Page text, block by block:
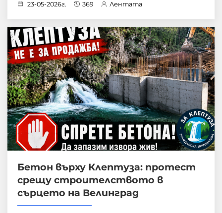
23-05-2026г. 369 Лентата
Бетон върху Клептуза: протест
срещу строителството в
сърцето на Велинград